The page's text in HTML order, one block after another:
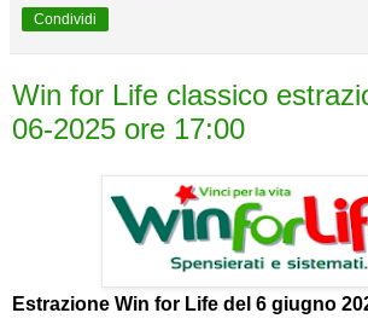
Condividi
Win for Life classico
06-2025 ore 17:00
Estrazione Win for Life del 6 giugno